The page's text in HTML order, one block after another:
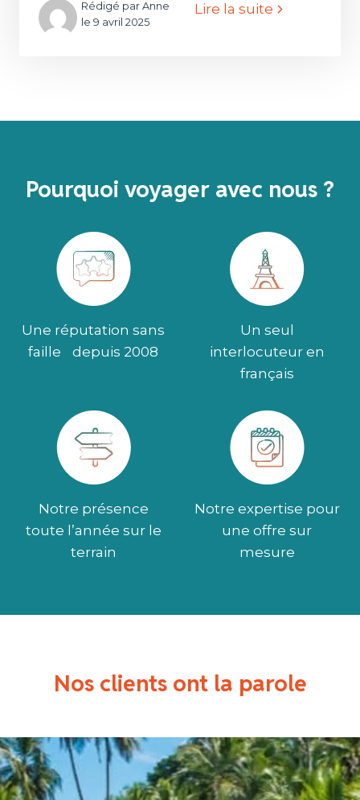
Rédigé par Anne
le 9 avril 2025
Lire la suite
Pourquoi voyager avec nous ?
Une réputation sans
faille depuis 2008
Un seul
interlocuteur en
français
Notre présence
toute l’année sur le
terrain
Notre expertise pour
une offre sur
mesure
Nos clients ont la parole